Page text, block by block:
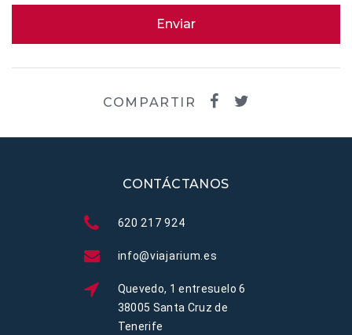
Enviar
COMPARTIR
CONTÁCTANOS
620 217 924
info@viajarium.es
Quevedo, 1 entresuelo 6
38005 Santa Cruz de
Tenerife